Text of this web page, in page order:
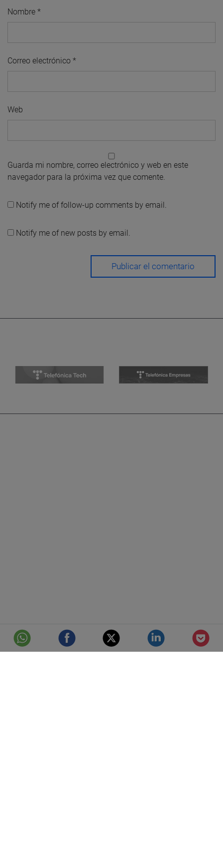
Nombre *
Correo electrónico *
Web
Guarda mi nombre, correo electrónico y web en este
navegador para la próxima vez que comente.
Notify me of follow-up comments by email.
Notify me of new posts by email.